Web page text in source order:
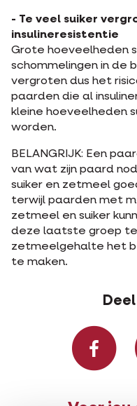
- Te veel suiker
insulineresistentie
Grote hoeveelheden
schommelingen in de
vergroten dus het
paarden die al
kleine hoeveelheden
worden.
BELANGRIJK: Een
van wat zijn paard
suiker en zetmeel
terwijl paarden met
zetmeel en suiker
deze laatste groep
zetmeelgehalte het
te maken.